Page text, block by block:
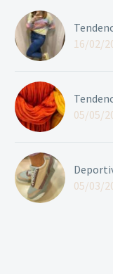
16/02/
05/05/
05/03/